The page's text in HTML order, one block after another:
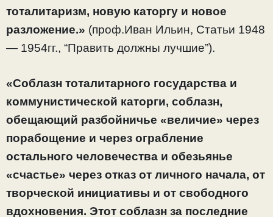
тоталитаризм, новую каторгу и новое
разложение.» (проф.Иван Ильин, Статьи 1948
— 1954гг., “Править должны лучшие”).
«Соблазн тоталитарного государства и
коммунистической каторги, соблазн,
обещающий разбойничье «величие» через
порабощение и через ограбление
остального человечества и обезьянье
«счастье» через отказ от личного начала, от
творческой инициативы и от свободного
вдохновения. Этот соблазн за последние